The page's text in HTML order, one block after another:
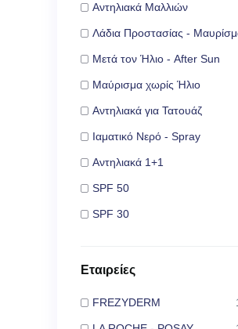
Αντηλιακά Μαλλιών
Λάδια Προστασίας -
Μετά τον Ήλιο - After Sun
Μαύρισμα χωρίς Ήλιο
Αντηλιακά για Τατουάζ
Ιαματικό Νερό - Spray
Αντηλιακά 1+1
SPF 50
SPF 30
Εταιρείες
FREZYDERM